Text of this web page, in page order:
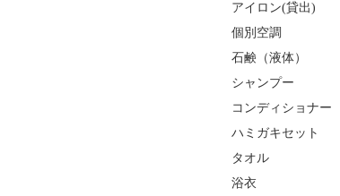
アイロン(貸出)
個別空調
石鹸（液体）
シャンプー
コンディショナー
ハミガキセット
タオル
浴衣